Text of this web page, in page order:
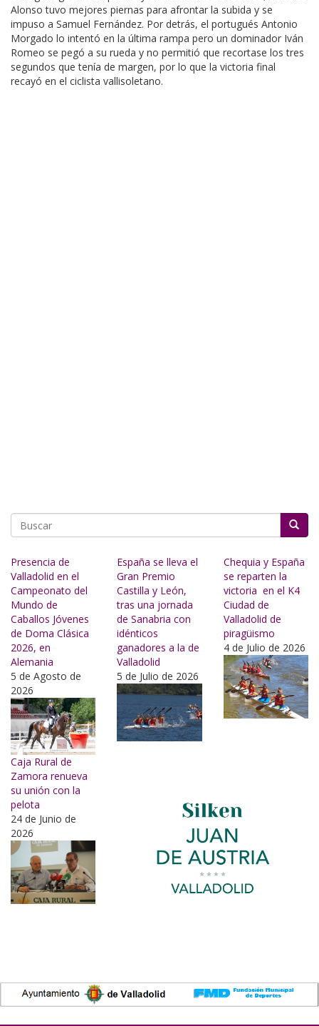
Alonso tuvo mejores piernas para afrontar la subida y se
impuso a Samuel Fernández. Por detrás, el portugués Antonio
Morgado lo intentó en la última rampa pero un dominador Iván
Romeo se pegó a su rueda y no permitió que recortase los tres
segundos que tenía de margen, por lo que la victoria final
recayó en el ciclista vallisoletano.
Presencia de
Valladolid en el
Campeonato del
Mundo de
Caballos Jóvenes
de Doma Clásica
2026, en
Alemania
5 de Agosto de
2026
España se lleva el
Gran Premio
Castilla y León,
tras una jornada
de Sanabria con
idénticos
ganadores a la de
Valladolid
5 de Julio de 2026
Chequia y España
se reparten la
victoria en el K4
Ciudad de
Valladolid de
piragüismo
4 de Julio de 2026
Caja Rural de
Zamora renueva
su unión con la
pelota
24 de Junio de
2026